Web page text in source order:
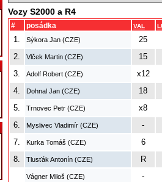
Vozy S2000 a R4
# posádka VAL
1. Sýkora Jan (CZE)
25
2.
Vlček Martin (CZE)
15
3.
Adolf Robert (CZE)
x12
4.
Dohnal Jan (CZE)
18
5.
Trnovec Petr (CZE)
x8
6.
Myslivec Vladimír (CZE)
-
7.
Kurka Tomáš (CZE)
6
8.
Tlusťák Antonín (CZE) R
Vágner Miloš (CZE) -